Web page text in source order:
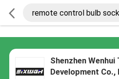
Shenzhen
Development Co.,